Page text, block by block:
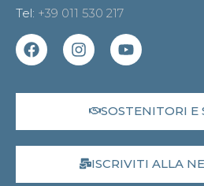
Tel: +39 011 530 217
SOSTENITORI E
ISCRIVITI ALLA